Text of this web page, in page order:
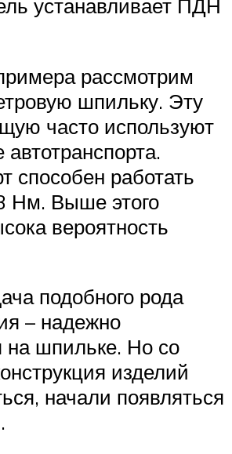
устанавливает ПДН
рассмотрим
шпильку. Эту
часто используют
способен работать
Нм. Выше этого
вероятность
подобного рода
– надежно
на шпильке. Но со
изделий
начали появляться